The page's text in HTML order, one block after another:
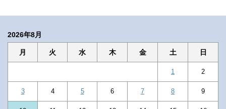
2026年8月
月 火 水 木 金 土 日
1 2
3 4 5 6 7 8 9